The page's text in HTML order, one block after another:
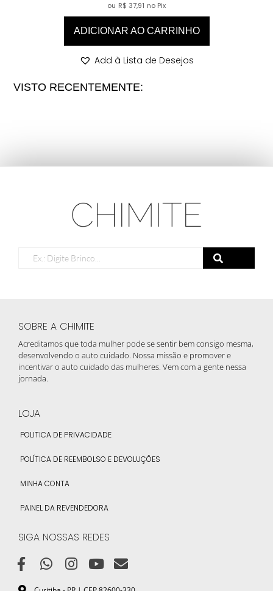
ou R$ 37,91 no Pix
ADICIONAR AO CARRINHO
Add à Lista de Desejos
VISTO RECENTEMENTE:
SOBRE A CHIMITE
Acreditamos que toda mulher pode se sentir bem consigo mesma,
desenvolvendo o auto cuidado. Nossa missão e promover e
incentivar o auto cuidado das mulheres. Vem com a gente nessa
jornada.
LOJA
POLITICA DE PRIVACIDADE
POLÍTICA DE REEMBOLSO E DEVOLUÇÕES
MINHA CONTA
PAINEL DA REVENDEDORA
SIGA NOSSAS REDES